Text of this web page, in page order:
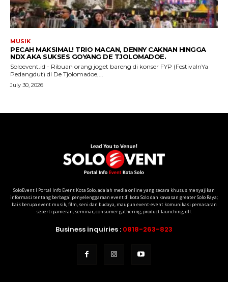
SoloEvent I Portal Info Event Kota Solo, adalah media online yang secara khusus menyajikan
informasi tentang berbagai penyelenggaraan event di kota Solo dan kawasan greater Solo Raya;
baik berupa event musik, film, seni dan budaya, maupun event-event komunikasi pemasaran
seperti pameran, seminar, consumer gathering, product launching, dll.
Business inquiries : 0818-263-823